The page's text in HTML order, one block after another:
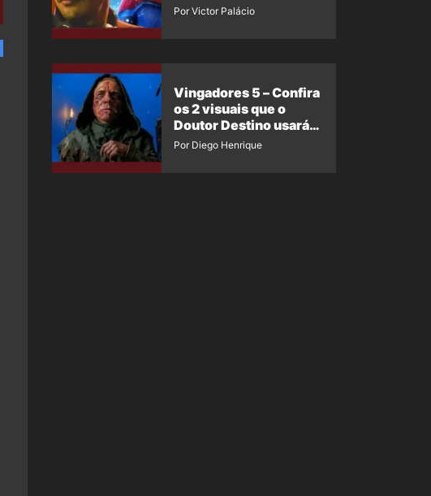
Por Victor Palácio
Vingadores 5 – Confira
os 2 visuais que o
Doutor Destino usará
no filme
Por Diego Henrique